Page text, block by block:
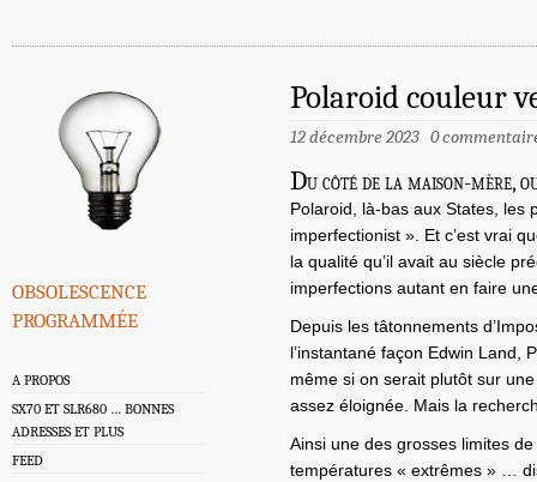
obsolescence
programmée
A PROPOS
SX70 ET SLR680 … BONNES
ADRESSES ET PLUS
FEED
Polaroid couleur
12 décembre 2023 0
Du côté de la maison-mère,
Polaroid, là-bas aux States, les
imperfectionist ». Et c’est vrai
la qualité qu’il avait au siècle
imperfections autant en faire
Depuis les tâtonnements
l’instantané façon Edwin Land,
même si on serait plutôt sur
assez éloignée. Mais la
Ainsi une des grosses limites
températures « extrêmes » …